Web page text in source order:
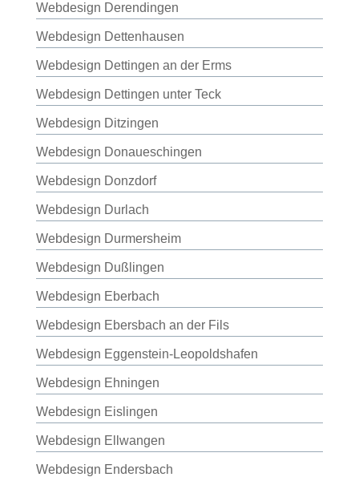
Webdesign Derendingen
Webdesign Dettenhausen
Webdesign Dettingen an der Erms
Webdesign Dettingen unter Teck
Webdesign Ditzingen
Webdesign Donaueschingen
Webdesign Donzdorf
Webdesign Durlach
Webdesign Durmersheim
Webdesign Dußlingen
Webdesign Eberbach
Webdesign Ebersbach an der Fils
Webdesign Eggenstein-Leopoldshafen
Webdesign Ehningen
Webdesign Eislingen
Webdesign Ellwangen
Webdesign Endersbach